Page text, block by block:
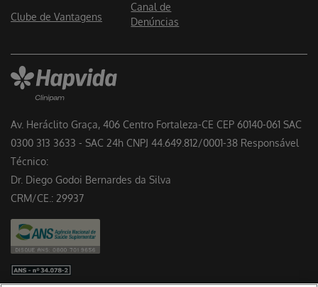
Av. Heráclito Graça, 406 Centro Fortaleza-CE CEP 60140-061 SAC
0300 313 3633 - SAC 24h CNPJ 44.649.812/0001-38 Responsável
Técnico:
Dr. Diego Godoi Bernardes da Silva
CRM/CE.: 29937
Clube de Vantagens
Canal de
Denúncias